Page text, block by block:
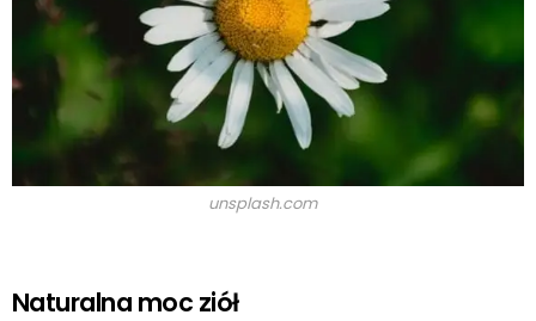
unsplash.com
Naturalna moc ziół